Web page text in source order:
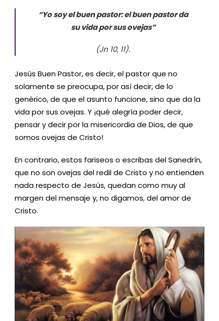
“Yo soy el buen pastor: el buen pastor da
su vida por sus ovejas”
(Jn 10, 11).
Jesús Buen Pastor, es decir, el pastor que no
solamente se preocupa, por así decir, de lo
genérico, de que el asunto funcione, sino que da la
vida por sus ovejas. Y ¡qué alegría poder decir,
pensar y decir por la misericordia de Dios, de que
somos ovejas de Cristo!
En contrario, estos fariseos o escribas del Sanedrín,
que no son ovejas del redil de Cristo y no entienden
nada respecto de Jesús, quedan como muy al
margen del mensaje y, no digamos, del amor de
Cristo.